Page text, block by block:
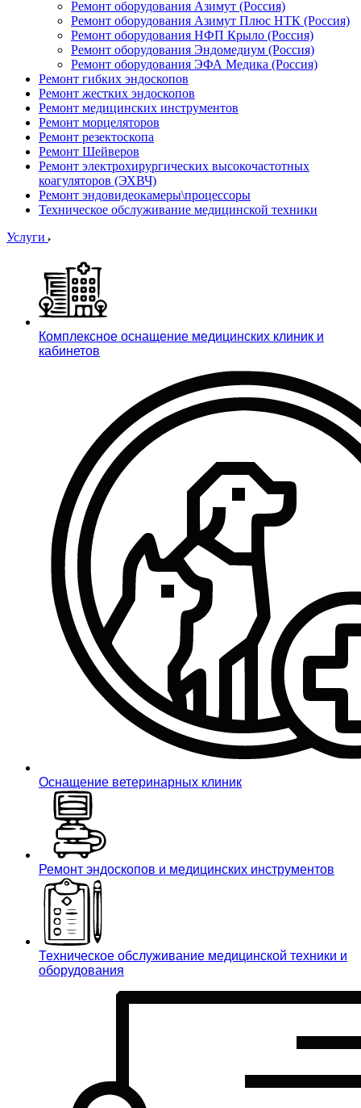
Ремонт оборудования Азимут (Россия)
Ремонт оборудования Азимут Плюс НТК (Россия)
Ремонт оборудования НФП Крыло (Россия)
Ремонт оборудования Эндомедиум (Россия)
Ремонт оборудования ЭФА Медика (Россия)
Ремонт гибких эндоскопов
Ремонт жестких эндоскопов
Ремонт медицинских инструментов
Ремонт морцеляторов
Ремонт резектоскопа
Ремонт Шейверов
Ремонт электрохирургических высокочастотных
коагуляторов (ЭХВЧ)
Ремонт эндовидеокамеры\процессоры
Техническое обслуживание медицинской техники
Услуги
Комплексное оснащение медицинских клиник и
кабинетов
Оснащение ветеринарных клиник
Ремонт эндоскопов и медицинских инструментов
Техническое обслуживание медицинской техники и
оборудования